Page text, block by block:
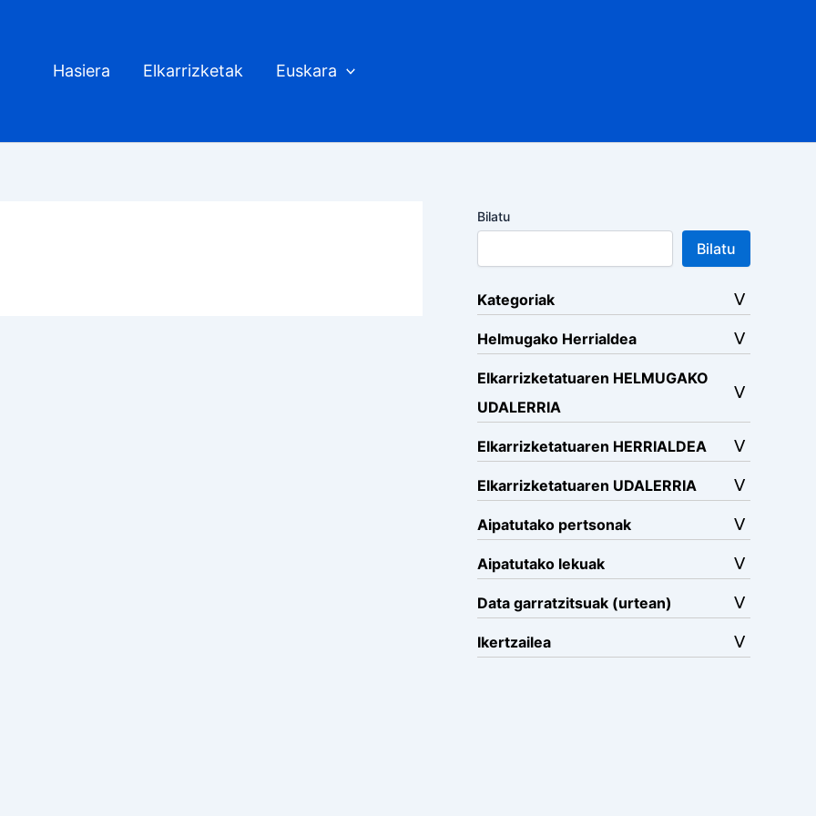
Hasiera Elkarrizketak Euskara
Bilatu
Bilatu
Kategoriak
Helmugako Herrialdea
Elkarrizketatuaren HELMUGAKO
UDALERRIA
Elkarrizketatuaren HERRIALDEA
Elkarrizketatuaren UDALERRIA
Aipatutako pertsonak
Aipatutako lekuak
Data garratzitsuak (urtean)
Ikertzailea